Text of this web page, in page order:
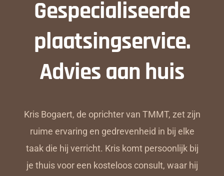
Gespecialiseerde
plaatsingservice.
Advies aan huis
Kris Bogaert, de oprichter van TMMT, zet zijn
ruime ervaring en gedrevenheid in bij elke
taak die hij verricht. Kris komt persoonlijk bij
je thuis voor een kosteloos consult, waar hij